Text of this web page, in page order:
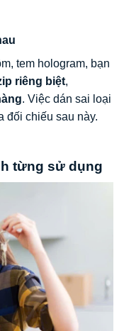
tem hologram, bạn
riêng biệt,
. Việc dán sai loại
đối chiếu sau này.
từng sử dụng